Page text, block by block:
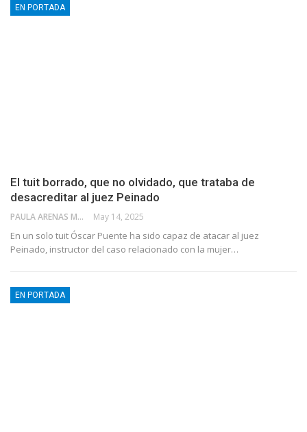
EN PORTADA
El tuit borrado, que no olvidado, que trataba de
desacreditar al juez Peinado
PAULA ARENAS MARTÍN ABRIL May 14, 2025
En un solo tuit Óscar Puente ha sido capaz de atacar al juez
Peinado, instructor del caso relacionado con la mujer…
EN PORTADA